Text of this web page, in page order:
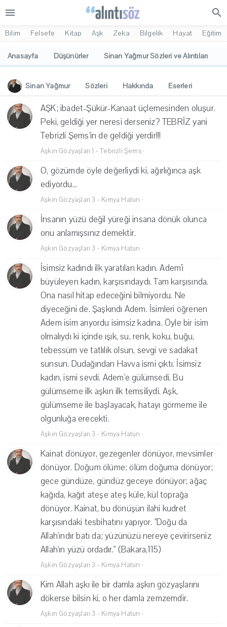
menu search
Bilim Felsefe Kitap Aşk Zeka Bilgelik Hayat Eğitim
Anasayfa Düşünürler Sinan Yağmur Sözleri ve Alıntıları
Sinan Yağmur Sözleri Hakkında
Eserleri
İlgi Alanları
Yorumlar
AŞK; ibadet-Şükür-Kanaat üçlemesinden oluşur.
Peki, geldiği yer neresi derseniz? TEBRİZ yani
Tebrizli Şems'in de geldiği yerdir!!!
Aşkın Gözyaşları 1 - Tebrizli Şems·
O, gözümde öyle değerliydi ki, ağırlığınca aşk
ediyordu...
Aşkın Gözyaşları 3 - Kimya Hatun ·
İnsanın yüzü değil yüreği insana dönük olunca
onu anlamışsınız demektir.
Aşkın Gözyaşları 3 - Kimya Hatun ·
İsimsiz kadındı ilk yaratılan kadın. Adem'i
büyüleyen kadın, karşısındaydı. Tam karşısında.
Ona nasıl hitap edeceğini bilmiyordu. Ne
diyeceğini de. Şaşkındı Adem. İsimleri öğrenen
Adem isim arıyordu isimsiz kadına. Öyle bir isim
olmalıydı ki içinde ışık, su, renk, koku, buğu,
tebessüm ve tatlılık olsun, sevgi ve sadakat
sunsun. Dudağından Havva ismi çıktı. İsimsiz
kadın, ismi sevdi. Adem'e gülümsedi. Bu
gülümseme ilk aşkın ilk temsiliydi. Aşk,
gülümseme ile başlayacak, hatayı görmeme ile
olgunluğa erecekti.
Aşkın Gözyaşları 3 - Kimya Hatun ·
Kainat dönüyor, gezegenler dönüyor, mevsimler
dönüyor. Doğum ölüme; ölüm doğuma dönüyor;
gece gündüze, gündüz geceye dönüyor; ağaç
kağıda, kağıt ateşe ateş küle, kül toprağa
dönüyor. Kainat, bu dönüşün ilahi kudret
karşısındaki tesbihatını yapıyor. "Doğu da
Allah'ındır batı da; yüzünüzü nereye çevirirseniz
Allah'ın yüzü ordadır." (Bakara,115)
Aşkın Gözyaşları 3 - Kimya Hatun ·
Kim Allah aşkı ile bir damla aşkın gözyaşlarını
dökerse bilsin ki, o her damla zemzemdir.
Aşkın Gözyaşları 3 - Kimya Hatun ·